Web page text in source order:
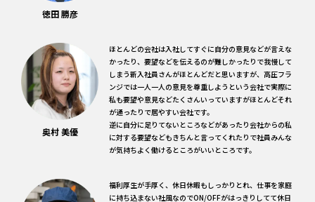
徳田 勝彦
奥村 美優
ほとんどの会社は入社してすぐに自分の意見などが言えな
かったり、要望などを伝えるのが難しかったりで我慢して
しまう新入社員さんがほとんどだと思いますが、高圧フラ
ンジでは一人一人の意見を尊重しようという会社で実際に
私も要望や意見などたくさんいっていますがほとんどそれ
が通ったりで居やすい会社です。
逆に自分に足りてないところなどがあったり会社からの私
に対する要望などもきちんと言ってくれたりで社員みんな
が気持ちよく働けるところがいいところです。
福利厚生が手厚く、休日休暇もしっかりとれ、仕事を家庭
に持ち込まない社風なのでON/OFFがはっきりしてて休日